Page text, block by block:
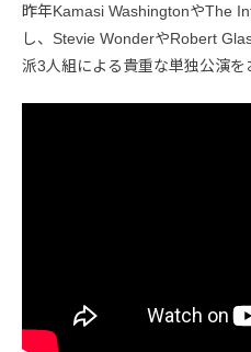
昨年Kamasi WashingtonやThe
し、Stevie WonderやRobert
派3人組による貴重な単独公演を